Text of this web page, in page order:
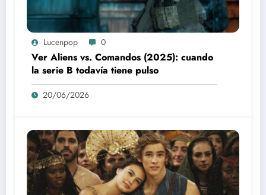
Lucenpop 0
Ver Aliens vs. Comandos (2025): cuando
la serie B todavía tiene pulso
20/06/2026